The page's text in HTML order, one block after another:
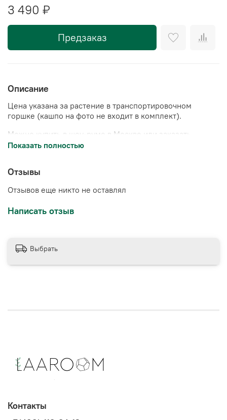
3 490 ₽
Предзаказ
Описание
Цена указана за растение в транспортировочном
горшке (кашпо на фото не входит в комплект).
Можно купить в шоу-руме в Москве или заказать
доставку.
Показать полностью
Отзывы
Отзывов еще никто не оставлял
Написать отзыв
Выбрать
Контакты